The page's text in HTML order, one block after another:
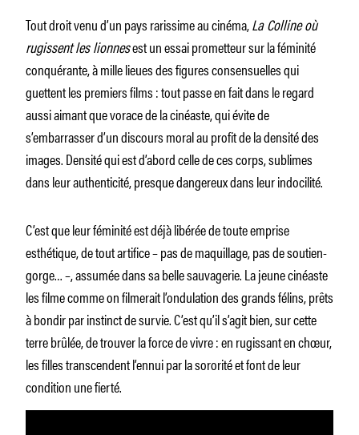
Tout droit venu d’un pays rarissime au cinéma,La Colline où
rugissent les lionnesest un essai prometteur sur la féminité
conquérante, à mille lieues des figures consensuelles qui
guettent les premiers films : tout passe en fait dans le regard
aussi aimant que vorace de la cinéaste, qui évite de
s’embarrasser d’un discours moral au profit de la densité des
images. Densité qui est d’abord celle de ces corps, sublimes
dans leur authenticité, presque dangereux dans leur indocilité.
C’est que leur féminité est déjà libérée de toute emprise
esthétique, de tout artifice – pas de maquillage, pas de soutien-
gorge… –, assumée dans sa belle sauvagerie. La jeune cinéaste
les filme comme on filmerait l’ondulation des grands félins, prêts
à bondir par instinct de survie. C’est qu’il s’agit bien, sur cette
terre brûlée, de trouver la force de vivre : en rugissant en chœur,
les filles transcendent l’ennui par la sororité et font de leur
condition une fierté.